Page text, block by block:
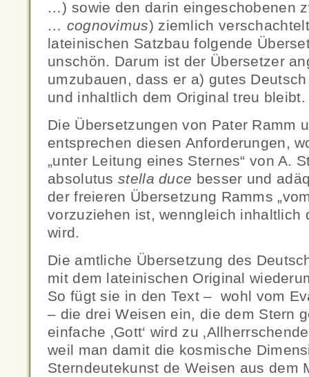
…) sowie den darin eingeschobenen
… cognovimus) ziemlich
lateinischen Satzbau folgende
unschön. Darum ist der Übersetzer
umzubauen, dass er a) gutes
und inhaltlich dem Original treu bleibt.
Die Übersetzungen von Pater Ramm
entsprechen diesen Anforderungen,
„unter Leitung eines Sternes“ von A.
absolutusstella duce besser und
der freieren Übersetzung Ramms
vorzuziehen ist, wenngleich inhaltlich
wird.
Die amtliche Übersetzung des
mit dem lateinischen Original
So fügt sie in den Text – wohl vom
– die drei Weisen ein, die dem Stern
einfache ‚Gott‘ wird zu
weil man damit die kosmische
Sterndeutekunst de Weisen aus dem